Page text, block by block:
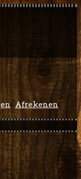
Afrekenen